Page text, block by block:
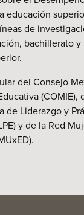
educación
de
bachillerato
del Consejo
(COMIE),
de Liderazgo y
y de la Red